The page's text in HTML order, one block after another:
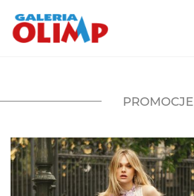
PROMOCJE